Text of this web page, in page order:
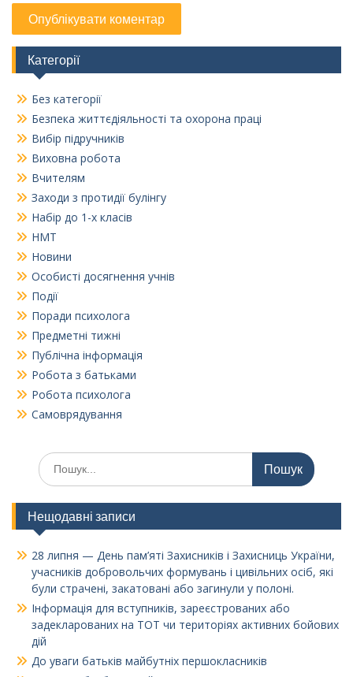
Категорії
Без категорії
Безпека життєдіяльності та охорона праці
Вибір підручників
Виховна робота
Вчителям
Заходи з протидії булінгу
Набір до 1-х класів
НМТ
Новини
Особисті досягнення учнів
Події
Поради психолога
Предметні тижні
Публічна інформація
Робота з батьками
Робота психолога
Самоврядування
Шукати:
Нещодавні записи
28 липня — День пам’яті Захисників і Захисниць України,
учасників добровольчих формувань і цивільних осіб, які
були страчені, закатовані або загинули у полоні.
Інформація для вступників, зареєстрованих або
задекларованих на ТОТ чи територіях активних бойових
дій
До уваги батьків майбутніх першокласників